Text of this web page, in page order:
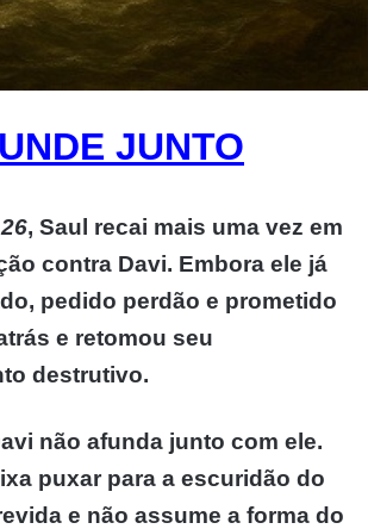
JUNTO
, Saul recai mais uma vez em
contra Davi. Embora ele já
pedido perdão e prometido
e retomou seu
destrutivo.
não afunda junto com ele.
puxar para a escuridão do
e não assume a forma do